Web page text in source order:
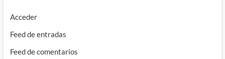
Acceder
Feed de entradas
Feed de comentarios